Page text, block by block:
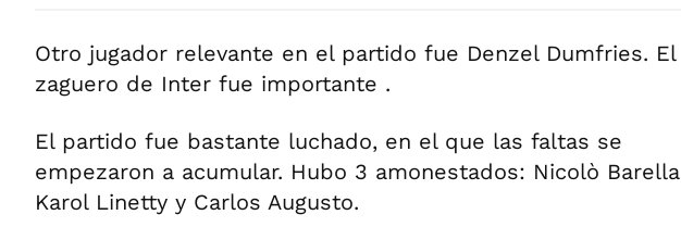
Otro jugador relevante en el partido fue Denzel Dumfries. El
zaguero de Inter fue importante .
El partido fue bastante luchado, en el que las faltas se
empezaron a acumular. Hubo 3 amonestados: Nicolò
Karol Linetty y Carlos Augusto.